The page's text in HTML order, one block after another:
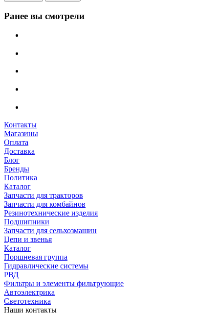
Ранее вы смотрели
Контакты
Магазины
Оплата
Доставка
Блог
Бренды
Политика
Каталог
Запчасти для тракторов
Запчасти для комбайнов
Резинотехнические изделия
Подшипники
Запчасти для сельхозмашин
Цепи и звенья
Каталог
Поршневая группа
Гидравлические системы
РВД
Фильтры и элементы фильтрующие
Автоэлектрика
Светотехника
Наши контакты